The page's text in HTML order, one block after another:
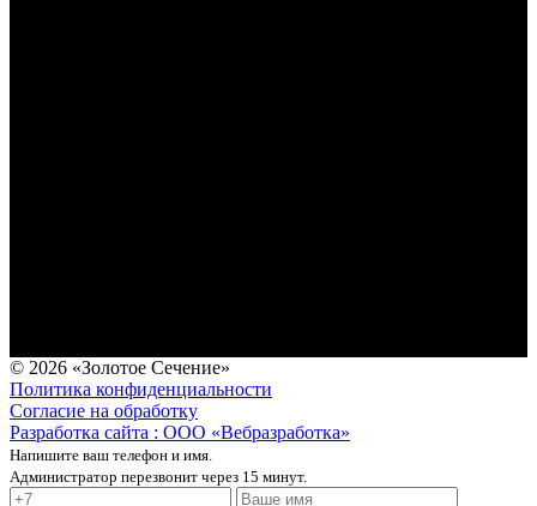
© 2026 «Золотое Сечение»
Политика конфиденциальности
Согласие на обработку
Разработка сайта : ООО «Вебразработка»
Напишите ваш телефон и имя.
Администратор перезвонит через 15 минут.